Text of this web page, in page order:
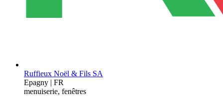
Ruffieux Noël & Fils SA
Epagny | FR
menuiserie, fenêtres